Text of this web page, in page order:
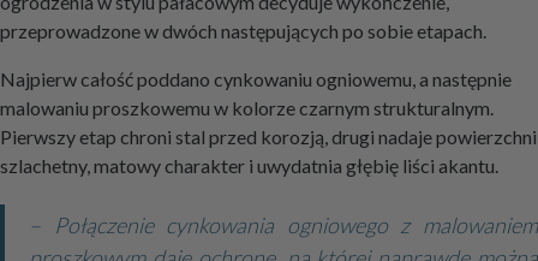
przeprowadzone w dwóch następujących po sobie etapach.
Najpierw całość poddano cynkowaniu ogniowemu, a następnie
malowaniu proszkowemu w kolorze czarnym strukturalnym.
Pierwszy etap chroni stal przed korozją, drugi nadaje powierzchni
szlachetny, matowy charakter i uwydatnia głębię liści akantu.
– Połączenie cynkowania ogniowego z malowaniem